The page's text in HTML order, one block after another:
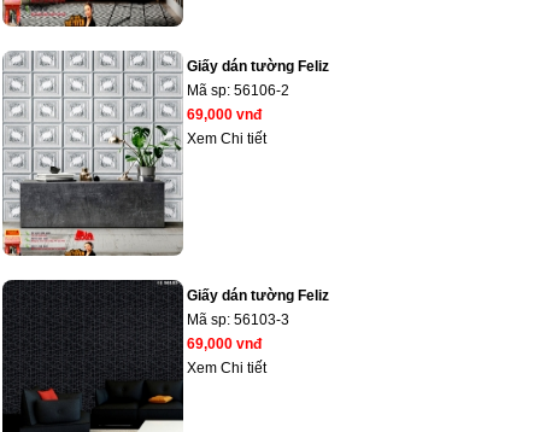
Giấy dán tường Feliz
Mã sp: 56106-2
69,000 vnđ
Xem Chi tiết
Giấy dán tường Feliz
Mã sp: 56103-3
69,000 vnđ
Xem Chi tiết